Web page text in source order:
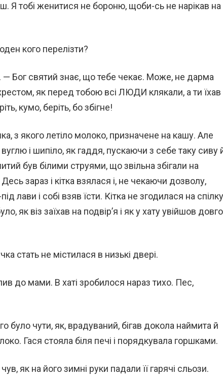
Я тобі женитися не бороню, щоби-сь не нарікав на
кого перелізти?
Бог святий знає, що тебе чекає. Може, не дарма
як перед тобою всі ЛЮДИ клякали, а ти їхав
кумо, беріть, бо збігне!
з якого летіло молоко, призначене на кашу. Але
і шипіло, як гаддя, пускаючи з себе таку сиву
був білими струями, що звільна збігали на
зараз і кітка взялася і, не чекаючи дозволу,
лави і собі взяв їсти. Кітка не згодилася на
як віз заїхав на подвір’я і як у хату увійшов довго
стать не містилася в низькі двері.
до мами. В хаті зробилося нараз тихо. Пес,
було чути, як, врадуваний, бігав докола наймита й
Гася стояла біля печі і порядкувала горшками.
як на його зимні руки падали її гарячі сльози.